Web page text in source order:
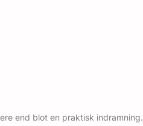
end blot en praktisk